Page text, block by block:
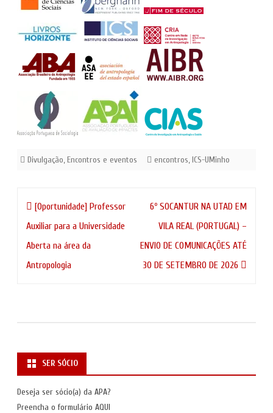
Divulgação,Encontros e eventos encontros,ICS-UMinho
Navegação
de
artigos
[Oportunidade] Professor
Auxiliar para a Universidade
Aberta na área da
Antropologia
6º SOCANTUR NA UTAD EM
VILA REAL (PORTUGAL) –
ENVIO DE COMUNICAÇÕES ATÉ
30 DE SETEMBRO DE 2026
SER SÓCIO
Deseja ser sócio(a) da APA?
Preencha o formulário AQUI